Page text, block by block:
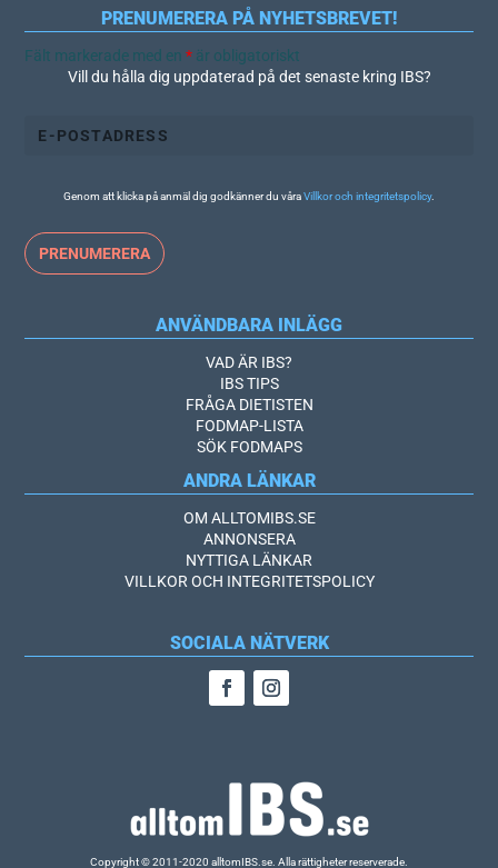
PRENUMERERA PÅ NYHETSBREVET!
Fält markerade med en* är obligatoriskt
Vill du hålla dig uppdaterad på det senaste kring IBS?
Genom att klicka på anmäl dig godkänner du våraVillkor och integritetspolicy.
ANVÄNDBARA INLÄGG
VAD ÄR IBS?
IBS TIPS
FRÅGA DIETISTEN
FODMAP-LISTA
SÖK FODMAPS
ANDRA LÄNKAR
OM ALLTOMIBS.SE
ANNONSERA
NYTTIGA LÄNKAR
VILLKOR OCH INTEGRITETSPOLICY
SOCIALA NÄTVERK
Copyright © 2011-2020 alltomIBS.se. Alla rättigheter reserverade.